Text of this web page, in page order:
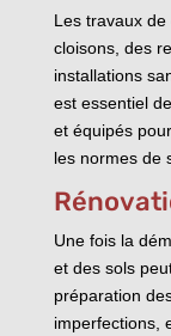
Les travaux
cloisons, des
installations
est essentiel
et équipés
les normes de
Une fois la
et des sols
préparation
imperfections,